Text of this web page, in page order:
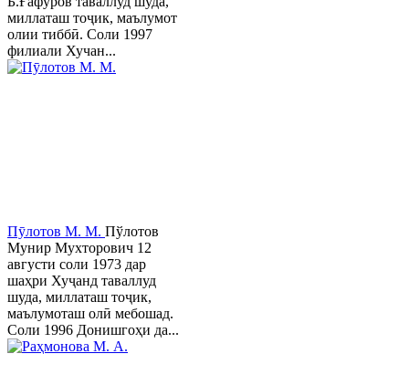
миллаташ тоҷик, маълумот
олии тиббӣ. Соли 1997
филиали Хучан...
Пӯлотов М. М. Пўлотов
Мунир Мухторович 12
августи соли 1973 дар
шаҳри Хуҷанд таваллуд
шуда, миллаташ тоҷик,
маълумоташ олӣ мебошад.
Соли 1996 Донишгоҳи да...